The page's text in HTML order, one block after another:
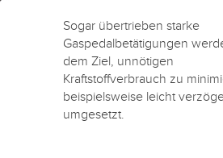
Sogar übertrieben starke
Gaspedalbetätigungen
dem Ziel, unnötigen
Kraftstoffverbrauch zu
beispielsweise leicht
umgesetzt.